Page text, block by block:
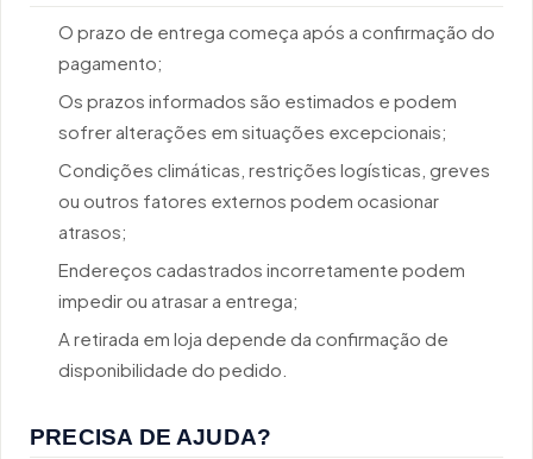
O prazo de entrega começa após a confirmação do
pagamento;
Os prazos informados são estimados e podem
sofrer alterações em situações excepcionais;
Condições climáticas, restrições logísticas, greves
ou outros fatores externos podem ocasionar
atrasos;
Endereços cadastrados incorretamente podem
impedir ou atrasar a entrega;
A retirada em loja depende da confirmação de
disponibilidade do pedido.
PRECISA DE AJUDA?